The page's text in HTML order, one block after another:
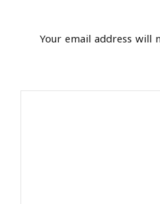
Your email address will